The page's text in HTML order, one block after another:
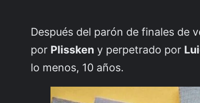
Después del parón de finales de
por Plissken y perpetrado por
lo menos, 10 años.